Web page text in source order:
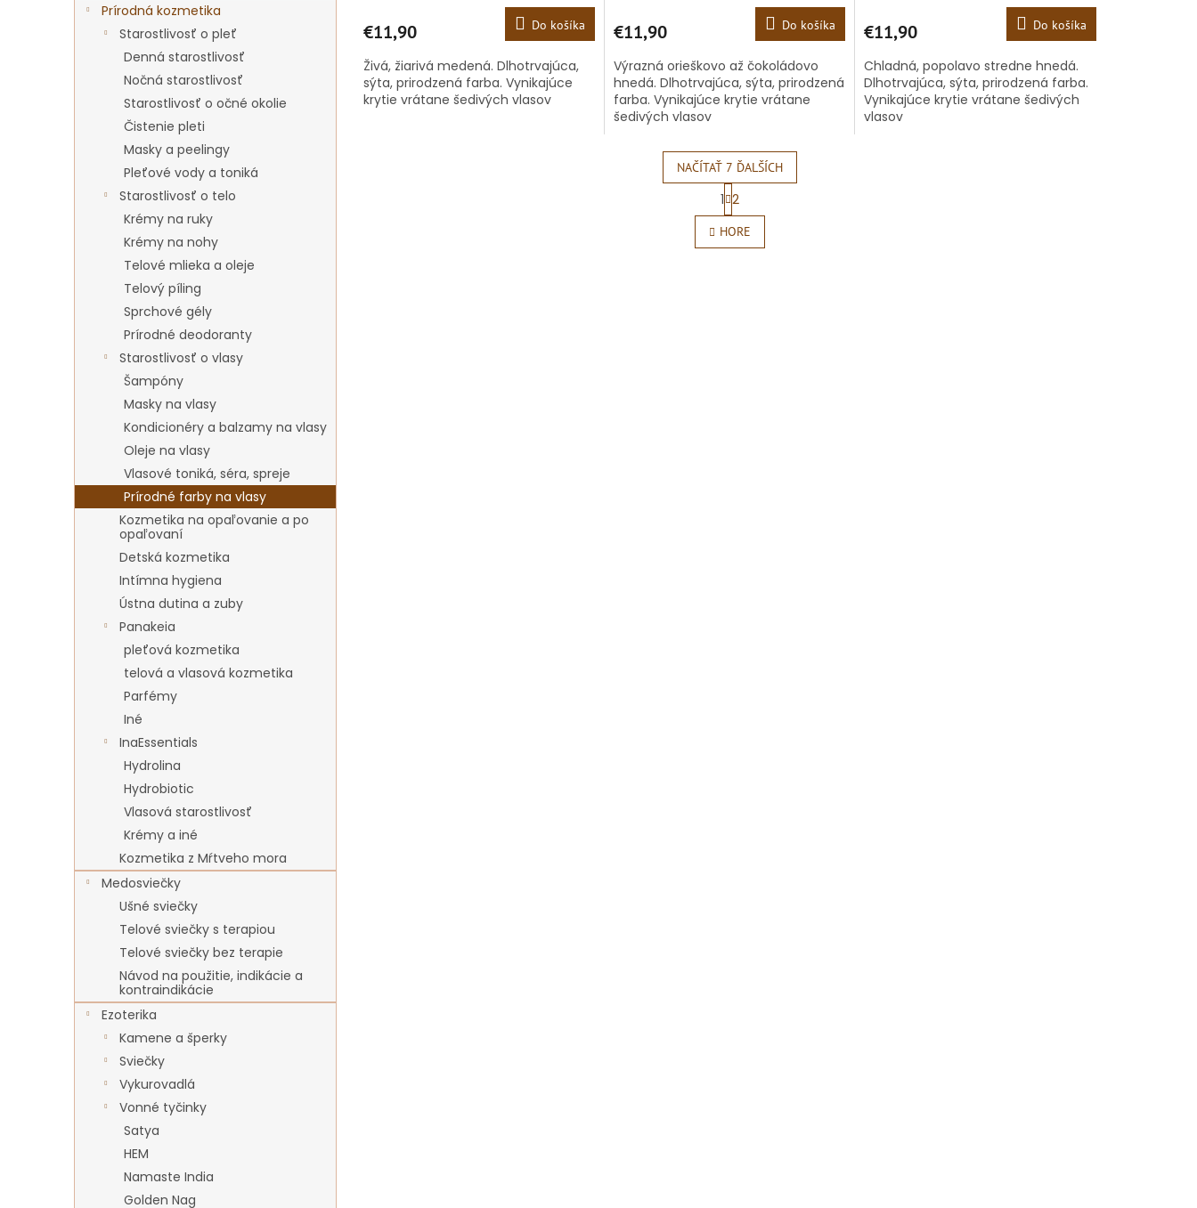
Prírodná kozmetika
Starostlivosť o pleť
Denná starostlivosť
Nočná starostlivosť
Starostlivosť o očné okolie
Čistenie pleti
Masky a peelingy
Pleťové vody a toniká
Starostlivosť o telo
Krémy na ruky
Krémy na nohy
Telové mlieka a oleje
Telový píling
Sprchové gély
Prírodné deodoranty
Starostlivosť o vlasy
Šampóny
Masky na vlasy
Kondicionéry a balzamy na vlasy
Oleje na vlasy
Vlasové toniká, séra, spreje
Prírodné farby na vlasy
Kozmetika na opaľovanie a po
opaľovaní
Detská kozmetika
Intímna hygiena
Ústna dutina a zuby
Panakeia
pleťová kozmetika
telová a vlasová kozmetika
Parfémy
Iné
InaEssentials
Hydrolina
Hydrobiotic
Vlasová starostlivosť
Krémy a iné
Kozmetika z Mŕtveho mora
Medosviečky
Ušné sviečky
Telové sviečky s terapiou
Telové sviečky bez terapie
Návod na použitie, indikácie a
kontraindikácie
Ezoterika
Kamene a šperky
Sviečky
Vykurovadlá
Vonné tyčinky
Satya
HEM
Namaste India
Golden Nag
€11,90 Do košíka
Živá, žiarivá medená. Dlhotrvajúca,
sýta, prirodzená farba. Vynikajúce
krytie vrátane šedivých vlasov
€11,90 Do košíka
Výrazná orieškovo až čokoládovo
hnedá. Dlhotrvajúca, sýta, prirodzená
farba. Vynikajúce krytie vrátane
šedivých vlasov
€11,90 Do košíka
Chladná, popolavo stredne hnedá.
Dlhotrvajúca, sýta, prirodzená farba.
Vynikajúce krytie vrátane šedivých
vlasov
O
v
l
NAČÍTAŤ 7 ĎALŠÍCH
S
t
r
á
n
1 2
HORE